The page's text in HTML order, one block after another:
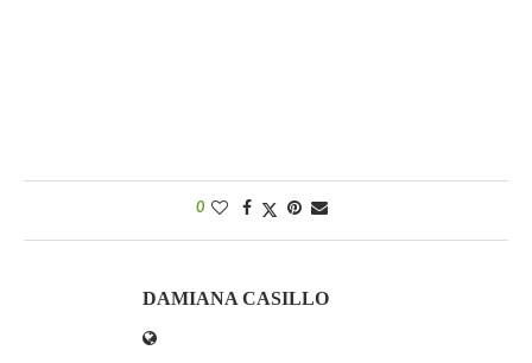
0
DAMIANA CASILLO